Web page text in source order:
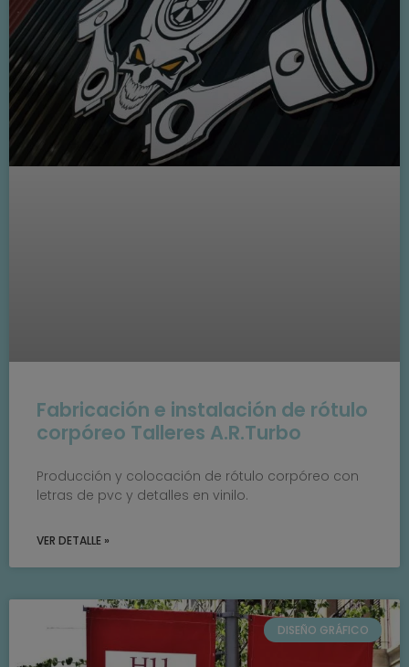
Fabricación e instalación de rótulo
corpóreo Talleres A.R.Turbo
Producción y colocación de rótulo corpóreo con
letras de pvc y detalles en vinilo.
VER DETALLE »
DISEÑO GRÁFICO